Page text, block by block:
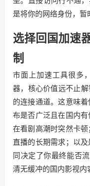
是将你的网络身份，暂
选择回国加速
制
市面上加速工具很多
器，核心价值远不止
的连接通道。这意味
布是否广泛且在国内
在看剧高潮时突然卡
直播的长期需求；以
同决定了你最终能否
清无缓冲的国内影视内